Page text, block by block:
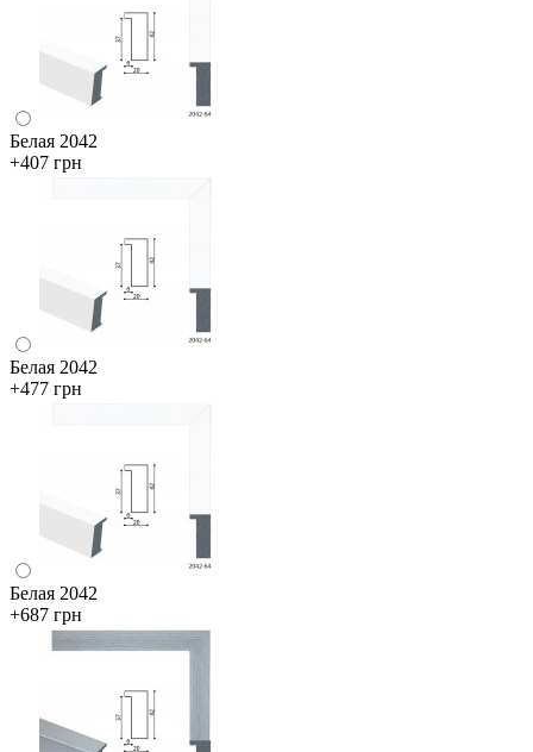
Белая 2042
+407 грн
Белая 2042
+477 грн
Белая 2042
+687 грн